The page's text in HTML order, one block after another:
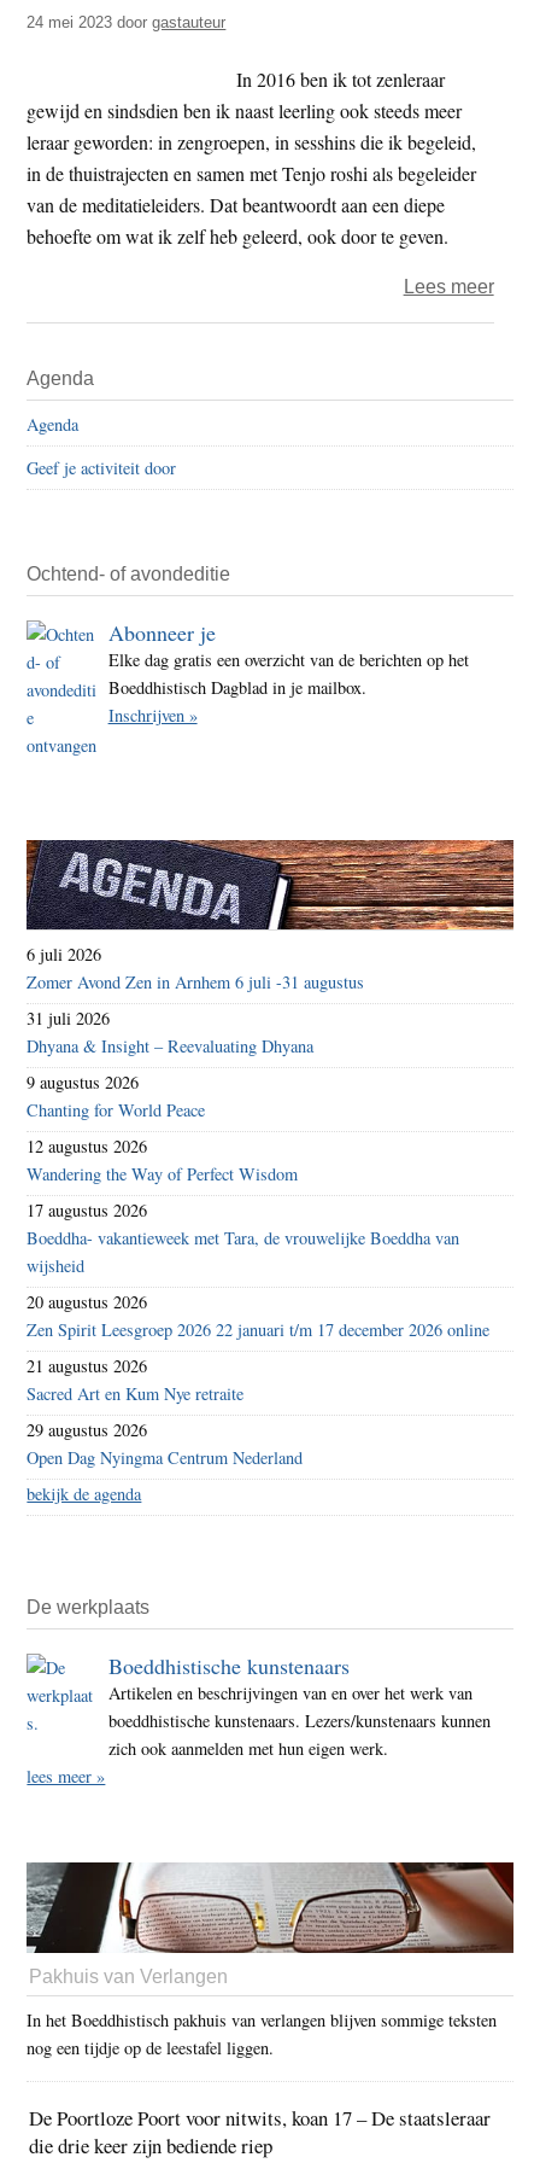
t
e
t
e
24 mei 2023 doorgastauteur
In 2016 ben ik tot zenleraar
gewijd en sindsdien ben ik naast leerling ook steeds meer
leraar geworden: in zengroepen, in sesshins die ik begeleid,
in de thuistrajecten en samen met Tenjo roshi als begeleider
van de meditatieleiders. Dat beantwoordt aan een diepe
behoefte om wat ik zelf heb geleerd, ook door te geven.
Lees meerover
Sidebar
Agenda
Agenda
Geef je activiteit door
Ochtend- of avondeditie
Abonneer je
Elke dag gratis een overzicht van de berichten op het
Boeddhistisch Dagblad in je mailbox.
Inschrijven »
6 juli 2026
Zomer Avond Zen in Arnhem 6 juli -31 augustus
31 juli 2026
Dhyana & Insight – Reevaluating Dhyana
9 augustus 2026
Chanting for World Peace
12 augustus 2026
Wandering the Way of Perfect Wisdom
17 augustus 2026
Boeddha- vakantieweek met Tara, de vrouwelijke Boeddha van
wijsheid
20 augustus 2026
Zen Spirit Leesgroep 2026 22 januari t/m 17 december 2026 online
21 augustus 2026
Sacred Art en Kum Nye retraite
29 augustus 2026
Open Dag Nyingma Centrum Nederland
bekijk de agenda
De werkplaats
Boeddhistische kunstenaars
Artikelen en beschrijvingen van en over het werk van
boeddhistische kunstenaars. Lezers/kunstenaars kunnen
zich ook aanmelden met hun eigen werk.
lees meer »
Pakhuis van Verlangen
In het Boeddhistisch pakhuis van verlangen blijven sommige teksten
nog een tijdje op de leestafel liggen.
De Poortloze Poort voor nitwits, koan 17 – De staatsleraar
die drie keer zijn bediende riep